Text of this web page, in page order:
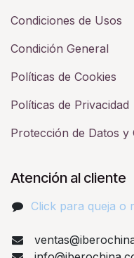
Condiciones de Usos
Condición General
Políticas de Cookies
Políticas de Privacidad
Protección de Datos y
Atención al cliente
Click para queja o